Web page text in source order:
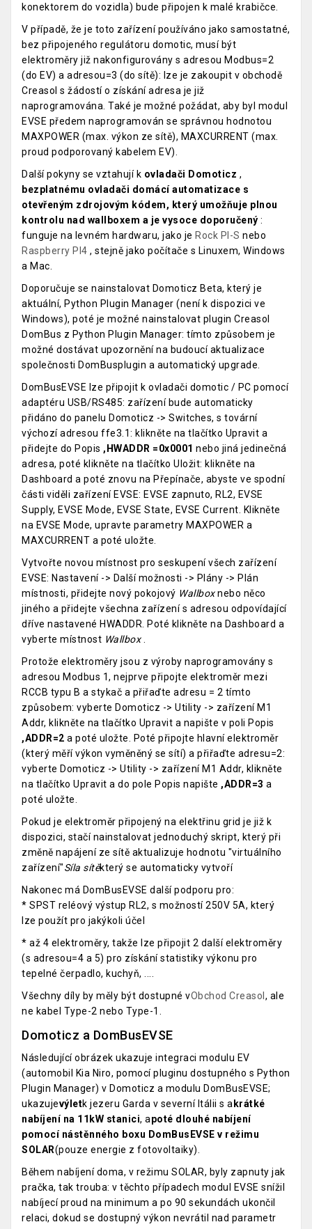
konektorem do vozidla) bude připojen k malé krabičce.
V případě, že je toto zařízení používáno jako samostatné,
bez připojeného regulátoru domotic, musí být
elektroměry již nakonfigurovány s adresou Modbus=2
(do EV) a adresou=3 (do sítě): lze je zakoupit v obchodě
Creasol s žádostí o získání adresa je již
naprogramována. Také je možné požádat, aby byl modul
EVSE předem naprogramován se správnou hodnotou
MAXPOWER (max. výkon ze sítě), MAXCURRENT (max.
proud podporovaný kabelem EV).
Další pokyny se vztahují k ovladači Domoticz ,
bezplatnému ovladači domácí automatizace s
otevřeným zdrojovým kódem, který umožňuje plnou
kontrolu nad wallboxem a je vysoce doporučený :
funguje na levném hardwaru, jako je Rock PI-S nebo
Raspberry PI4 , stejně jako počítače s Linuxem, Windows
a Mac.
Doporučuje se nainstalovat Domoticz Beta, který je
aktuální, Python Plugin Manager (není k dispozici ve
Windows), poté je možné nainstalovat plugin Creasol
DomBus z Python Plugin Manager: tímto způsobem je
možné dostávat upozornění na budoucí aktualizace
společnosti DomBusplugin a automatický upgrade.
DomBusEVSE lze připojit k ovladači domotic / PC pomocí
adaptéru USB/RS485: zařízení bude automaticky
přidáno do panelu Domoticz -> Switches, s tovární
výchozí adresou ffe3.1: klikněte na tlačítko Upravit a
přidejte do Popis ,HWADDR =0x0001 nebo jiná jedinečná
adresa, poté klikněte na tlačítko Uložit: klikněte na
Dashboard a poté znovu na Přepínače, abyste ve spodní
části viděli zařízení EVSE: EVSE zapnuto, RL2, EVSE
Supply, EVSE Mode, EVSE State, EVSE Current. Klikněte
na EVSE Mode, upravte parametry MAXPOWER a
MAXCURRENT a poté uložte.
Vytvořte novou místnost pro seskupení všech zařízení
EVSE: Nastavení -> Další možnosti -> Plány -> Plán
místnosti, přidejte nový pokojový Wallboxnebo něco
jiného a přidejte všechna zařízení s adresou odpovídající
dříve nastavené HWADDR. Poté klikněte na Dashboard a
vyberte místnost Wallbox.
Protože elektroměry jsou z výroby naprogramovány s
adresou Modbus 1, nejprve připojte elektroměr mezi
RCCB typu B a stykač a přiřaďte adresu = 2 tímto
způsobem: vyberte Domoticz -> Utility -> zařízení M1
Addr, klikněte na tlačítko Upravit a napište v poli Popis
,ADDR=2 a poté uložte. Poté připojte hlavní elektroměr
(který měří výkon vyměněný se sítí) a přiřaďte adresu=2:
vyberte Domoticz -> Utility -> zařízení M1 Addr, klikněte
na tlačítko Upravit a do pole Popis napište ,ADDR=3 a
poté uložte.
Pokud je elektroměr připojený na elektřinu grid je již k
dispozici, stačí nainstalovat jednoduchý skript, který při
změně napájení ze sítě aktualizuje hodnotu "virtuálního
zařízení"Síla sítěkterý se automaticky vytvoří
Nakonec má DomBusEVSE další podporu pro:
* SPST reléový výstup RL2, s možností 250V 5A, který
lze použít pro jakýkoli účel
* až 4 elektroměry, takže lze připojit 2 další elektroměry
(s adresou=4 a 5) pro získání statistiky výkonu pro
tepelné čerpadlo, kuchyň, ....
Všechny díly by měly být dostupné vObchod Creasol , ale
ne kabel Type-2 nebo Type-1.
Domoticz a DomBusEVSE
Následující obrázek ukazuje integraci modulu EV
(automobil Kia Niro, pomocí pluginu dostupného s Python
Plugin Manager) v Domoticz a modulu DomBusEVSE;
ukazujevýletk jezeru Garda v severní Itálii s a krátké
nabíjení na 11kW stanici, apoté dlouhé nabíjení
pomocí nástěnného boxu DomBusEVSE v režimu
SOLAR(pouze energie z fotovoltaiky).
Během nabíjení doma, v režimu SOLAR, byly zapnuty jak
pračka, tak trouba: v těchto případech modul EVSE snížil
nabíjecí proud na minimum a po 90 sekundách ukončil
relaci, dokud se dostupný výkon nevrátil nad parametr